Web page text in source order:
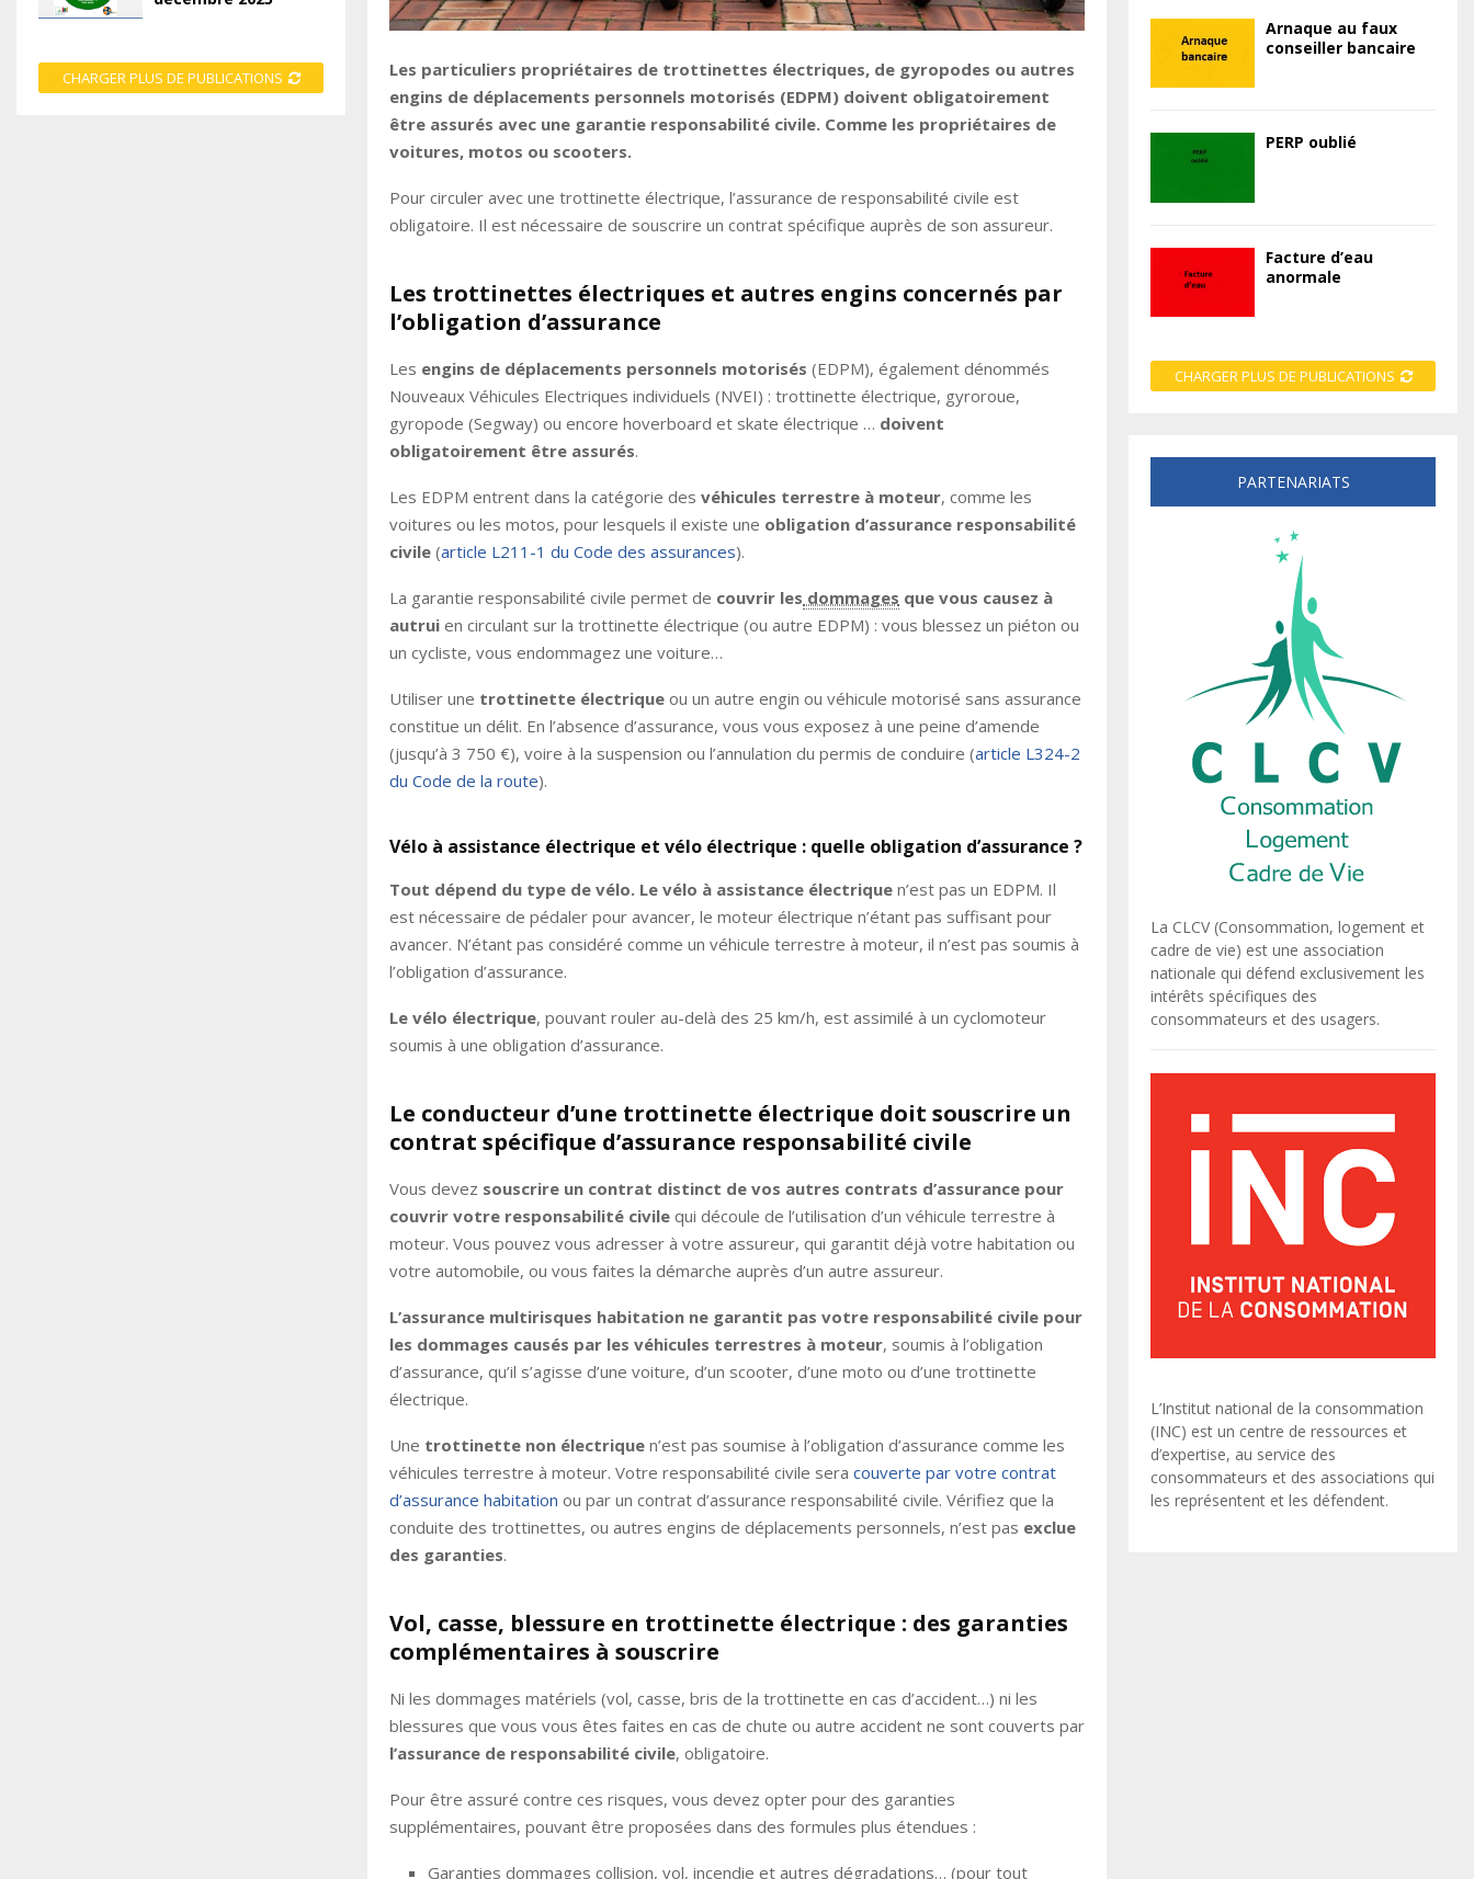
Les particuliers propriétaires de trottinettes électriques, de gyropodes ou autres
engins de déplacements personnels motorisés (EDPM) doivent obligatoirement
être assurés avec une garantie responsabilité civile. Comme les propriétaires de
voitures, motos ou scooters.
Pour circuler avec une trottinette électrique, l’assurance de responsabilité civile est
obligatoire. Il est nécessaire de souscrire un contrat spécifique auprès de son assureur.
Les trottinettes électriques et autres engins concernés par
l’obligation d’assurance
Les engins de déplacements personnels motorisés (EDPM), également dénommés
Nouveaux Véhicules Electriques individuels (NVEI) : trottinette électrique, gyroroue,
gyropode (Segway) ou encore hoverboard et skate électrique … doivent
obligatoirement être assurés.
Les EDPM entrent dans la catégorie des véhicules terrestre à moteur, comme les
voitures ou les motos, pour lesquels il existe une obligation d’assurance responsabilité
civile (article L211-1 du Code des assurances).
La garantie responsabilité civile permet de couvrir les dommages que vous causez à
autrui en circulant sur la trottinette électrique (ou autre EDPM) : vous blessez un piéton ou
un cycliste, vous endommagez une voiture…
Utiliser une trottinette électrique ou un autre engin ou véhicule motorisé sans assurance
constitue un délit. En l’absence d’assurance, vous vous exposez à une peine d’amende
(jusqu’à 3 750 €), voire à la suspension ou l’annulation du permis de conduire (article L324-2
du Code de la route).
Vélo à assistance électrique et vélo électrique : quelle obligation d’assurance ?
Tout dépend du type de vélo. Le vélo à assistance électrique n’est pas un EDPM. Il
est nécessaire de pédaler pour avancer, le moteur électrique n’étant pas suffisant pour
avancer. N’étant pas considéré comme un véhicule terrestre à moteur, il n’est pas soumis à
l’obligation d’assurance.
Le vélo électrique, pouvant rouler au-delà des 25 km/h, est assimilé à un cyclomoteur
soumis à une obligation d’assurance.
Le conducteur d’une trottinette électrique doit souscrire un
contrat spécifique d’assurance responsabilité civile
Vous devez souscrire un contrat distinct de vos autres contrats d’assurance pour
couvrir votre responsabilité civile qui découle de l’utilisation d’un véhicule terrestre à
moteur. Vous pouvez vous adresser à votre assureur, qui garantit déjà votre habitation ou
votre automobile, ou vous faites la démarche auprès d’un autre assureur.
L’assurance multirisques habitation ne garantit pas votre responsabilité civile pour
les dommages causés par les véhicules terrestres à moteur, soumis à l’obligation
d’assurance, qu’il s’agisse d’une voiture, d’un scooter, d’une moto ou d’une trottinette
électrique.
Une trottinette non électrique n’est pas soumise à l’obligation d’assurance comme les
véhicules terrestre à moteur. Votre responsabilité civile sera couverte par votre contrat
d’assurance habitation ou par un contrat d’assurance responsabilité civile. Vérifiez que la
conduite des trottinettes, ou autres engins de déplacements personnels, n’est pas exclue
des garanties.
Vol, casse, blessure en trottinette électrique : des garanties
complémentaires à souscrire
Ni les dommages matériels (vol, casse, bris de la trottinette en cas d’accident…) ni les
blessures que vous vous êtes faites en cas de chute ou autre accident ne sont couverts par
l’assurance de responsabilité civile, obligatoire.
Pour être assuré contre ces risques, vous devez opter pour des garanties
supplémentaires, pouvant être proposées dans des formules plus étendues :
Garanties dommages collision, vol, incendie et autres dégradations… (pour tout
CHARGER PLUS DE PUBLICATIONS
Arnaque au faux
conseiller bancaire
PERP oublié
Facture d’eau
anormale
CHARGER PLUS DE PUBLICATIONS
PARTENARIATS
La CLCV (Consommation, logement et
cadre de vie) est une association
nationale qui défend exclusivement les
intérêts spécifiques des
consommateurs et des usagers.
L’Institut national de la consommation
(INC) est un centre de ressources et
d’expertise, au service des
consommateurs et des associations qui
les représentent et les défendent.